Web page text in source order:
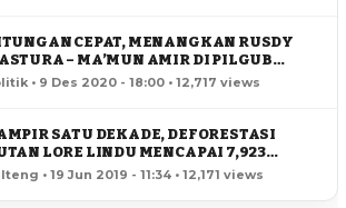
CEPAT, MENANGKAN RUSDY
– MA’MUN AMIR DI PILGUB
• 9 Des 2020 - 18:00 • 12,717 views
SATU DEKADE, DEFORESTASI
LORE LINDU MENCAPAI 7,923
• 19 Jun 2019 - 11:34 • 12,171 views